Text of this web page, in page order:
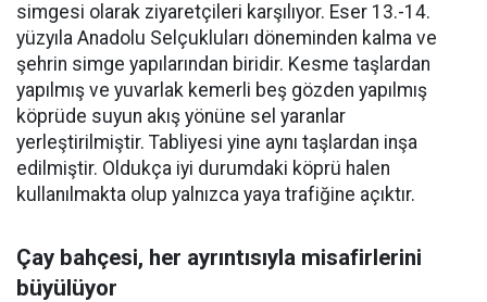
simgesi olarak ziyaretçileri karşılıyor. Eser 13.-14.
yüzyıla Anadolu Selçukluları döneminden kalma ve
şehrin simge yapılarından biridir. Kesme taşlardan
yapılmış ve yuvarlak kemerli beş gözden yapılmış
köprüde suyun akış yönüne sel yaranlar
yerleştirilmiştir. Tabliyesi yine aynı taşlardan inşa
edilmiştir. Oldukça iyi durumdaki köprü halen
kullanılmakta olup yalnızca yaya trafiğine açıktır.
Çay bahçesi, her ayrıntısıyla misafirlerini
büyülüyor